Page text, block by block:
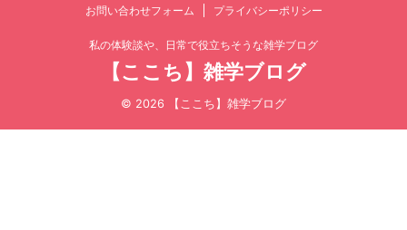
お問い合わせフォーム プライバシーポリシー
私の体験談や、日常で役立ちそうな雑学ブログ
【ここち】雑学ブログ
© 2026 【ここち】雑学ブログ